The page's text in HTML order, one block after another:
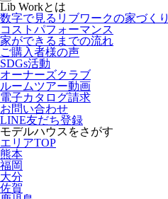
Lib Workとは
数字で見るリブワークの家づくり
コストパフォーマンス
家ができるまでの流れ
ご購入者様の声
SDGs活動
オーナーズクラブ
ルームツアー動画
電子カタログ請求
お問い合わせ
LINE友だち登録
モデルハウスをさがす
エリアTOP
熊本
福岡
大分
佐賀